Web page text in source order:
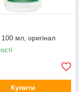
мл, оригінал
Купити